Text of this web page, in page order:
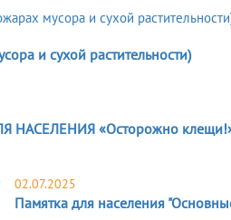
и сухой растительности)
«Осторожно
02.07.2025
Памятка для населения